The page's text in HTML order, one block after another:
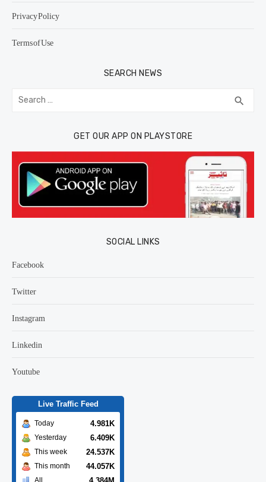
Privacy Policy
Terms of Use
SEARCH NEWS
Search
for: search
GET OUR APP ON PLAYSTORE
SOCIAL LINKS
Facebook
Twitter
Instagram
Linkedin
Youtube
Live Traffic Feed
Today 4.981K
Yesterday 6.409K
This week 24.537K
This month 44.057K